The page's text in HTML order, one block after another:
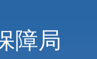
障局